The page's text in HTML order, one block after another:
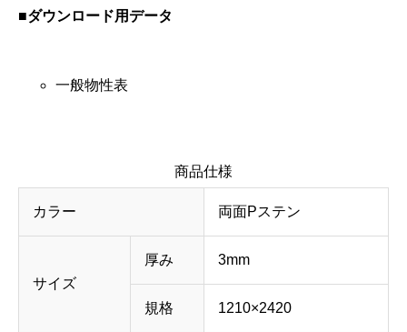
■ダウンロード用データ
一般物性表
商品仕様
カラー 両面Pステン
サイズ
厚み 3mm
規格 1210×2420